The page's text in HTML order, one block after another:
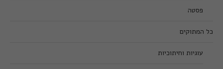
פסטה
כל המתוקים
עוגיות וחיתוכיות